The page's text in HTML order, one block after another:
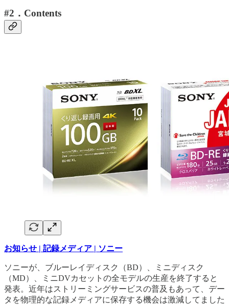
#2．Contents
お知らせ | 記録メディア | ソニー
ソニーが、ブルーレイディスク（BD）、ミニディスク
（MD）、ミニDVカセットの全モデルの生産を終了すると
発表。近年はストリーミングサービスの普及もあって、デー
タを物理的な記録メディアに保存する機会は激減してました